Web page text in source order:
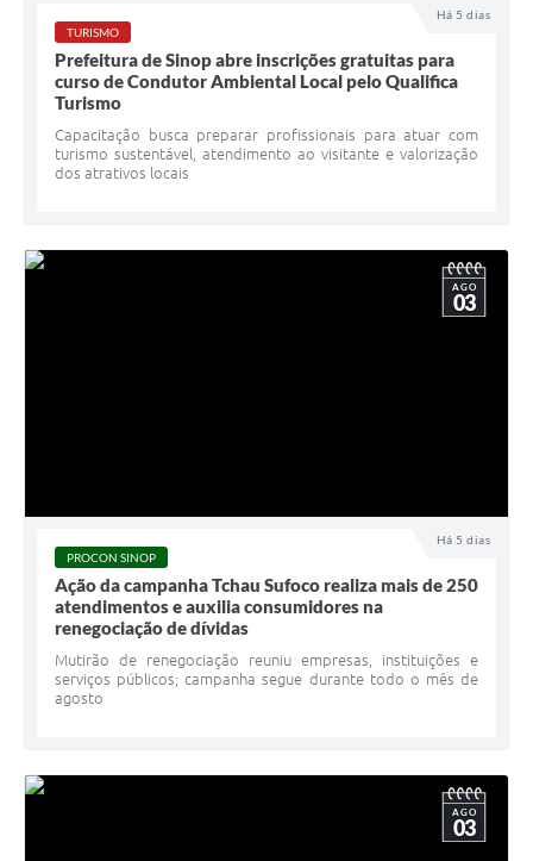
Há 5 dias
TURISMO
Prefeitura de Sinop abre inscrições gratuitas para
curso de Condutor Ambiental Local pelo Qualifica
Turismo
Capacitação busca preparar profissionais para atuar com
turismo sustentável, atendimento ao visitante e valorização
dos atrativos locais
Há 5 dias
AGO
03
PROCON SINOP
Ação da campanha Tchau Sufoco realiza mais de 250
atendimentos e auxilia consumidores na
renegociação de dívidas
Mutirão de renegociação reuniu empresas, instituições e
serviços públicos; campanha segue durante todo o mês de
agosto
AGO
03